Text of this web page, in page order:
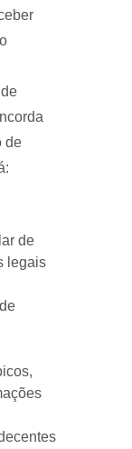
de
de
legais